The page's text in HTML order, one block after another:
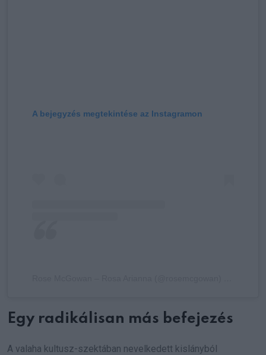
A bejegyzés megtekintése az Instagramon
Egy radikálisan más befejezés
A valaha kultusz-szektában nevelkedett kislányból